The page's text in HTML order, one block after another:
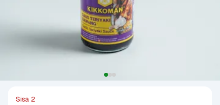
Sisa 2